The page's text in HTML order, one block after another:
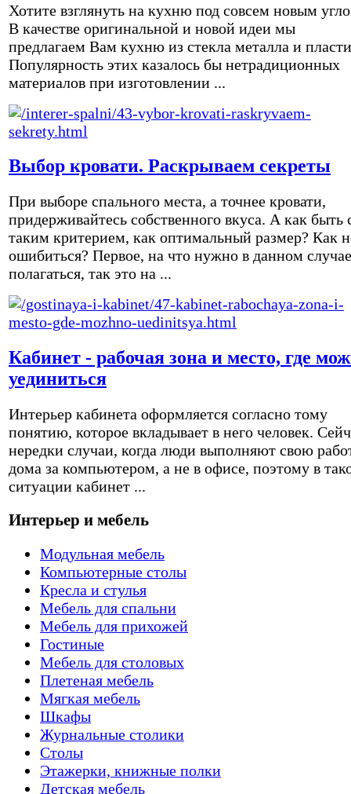
Хотите взглянуть на кухню под совсем новым
В качестве оригинальной и новой идеи мы
предлагаем Вам кухню из стекла металла и
Популярность этих казалось бы нетрадиционных
материалов при изготовлении ...
Выбор кровати. Раскрываем секреты
При выборе спального места, а точнее кровати,
придерживайтесь собственного вкуса. А как быть
таким критерием, как оптимальный размер? Как
ошибиться? Первое, на что нужно в данном случае
полагаться, так это на ...
Кабинет - рабочая зона и место, где
уединиться
Интерьер кабинета оформляется согласно тому
понятию, которое вкладывает в него человек.
нередки случаи, когда люди выполняют свою
дома за компьютером, а не в офисе, поэтому в
ситуации кабинет ...
Интерьер и мебель
Модульная мебель
Компьютерные столы
Кресла и стулья
Мебель для спальни
Мебель для прихожей
Гостиные
Мебель для столовых
Плетеная мебель
Мягкая мебель
Шкафы
Журнальные столики
Столы
Этажерки, книжные полки
Детская мебель